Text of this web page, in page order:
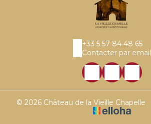
+33 5 57 84 48 65
Contacter par email
© 2026 Château de la Vieille Chapelle